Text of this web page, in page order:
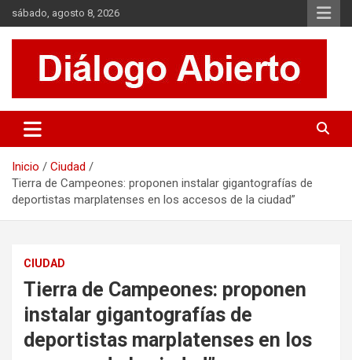
Saltar
al
contenido
sábado, agosto 8, 2026
Diálogo Abierto
Se tratan diversos temas de actualidad buscando hacer un
aporte a la sociedad, brindando información relevante de lo que
Inicio
Ciudad
Tierra de Campeones: proponen instalar gigantografías de
deportistas marplatenses en los accesos de la ciudad”
CIUDAD
Tierra de Campeones: proponen
instalar gigantografías de
deportistas marplatenses en los